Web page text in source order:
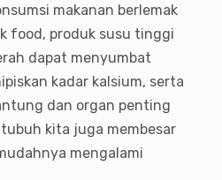
makanan berlemak
food, produk susu tinggi
dapat menyumbat
kadar kalsium, serta
dan organ penting
kita juga membesar
mengalami